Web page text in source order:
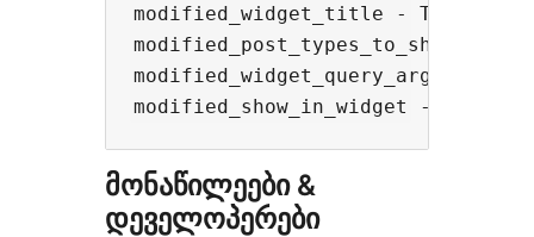
modified_widget_title - The title
modified_post_types_to_show -
modified_widget_query_args - An
მონაწილეები &
დეველოპერები